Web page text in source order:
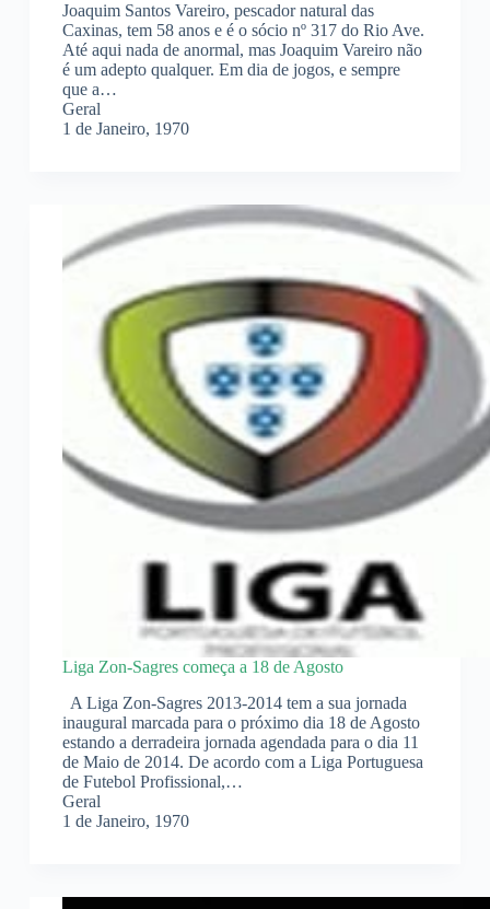
Joaquim Santos Vareiro, pescador natural das
Caxinas, tem 58 anos e é o sócio nº 317 do Rio Ave.
Até aqui nada de anormal, mas Joaquim Vareiro não
é um adepto qualquer. Em dia de jogos, e sempre
que a…
Geral
1 de Janeiro, 1970
Liga Zon-Sagres começa a 18 de Agosto
A Liga Zon-Sagres 2013-2014 tem a sua jornada
inaugural marcada para o próximo dia 18 de Agosto
estando a derradeira jornada agendada para o dia 11
de Maio de 2014. De acordo com a Liga Portuguesa
de Futebol Profissional,…
Geral
1 de Janeiro, 1970